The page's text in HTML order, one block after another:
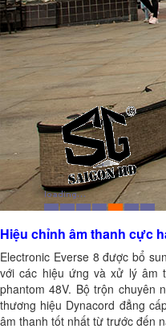
Hiệu chỉnh âm thanh cực
Electronic Everse 8 được bổ
với các hiệu ứng và xử lý âm
phantom 48V. Bộ trộn chuyên
thương hiệu Dynacord đẳng
âm thanh tốt nhất từ trước đến